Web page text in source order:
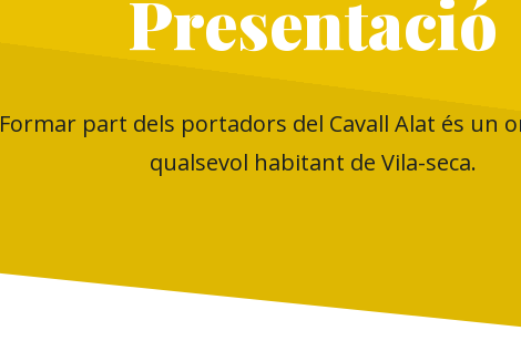
Presentació
Formar part dels portadors del Cavall Alat és un
qualsevol habitant de Vila-seca.